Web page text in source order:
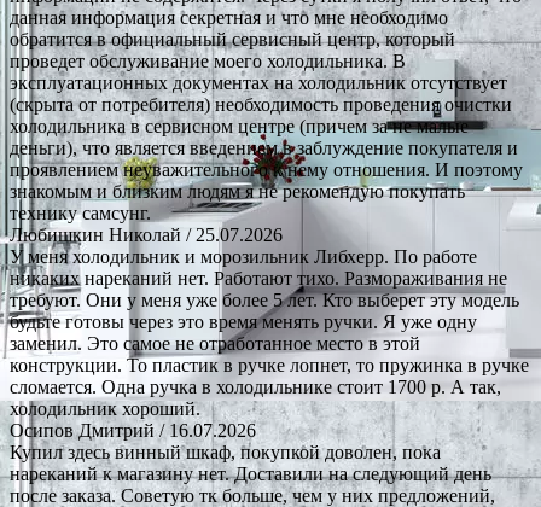
данная информация секретная и что мне необходимо
обратится в официальный сервисный центр, который
проведет обслуживание моего холодильника. В
эксплуатационных документах на холодильник отсутствует
(скрыта от потребителя) необходимость проведения очистки
холодильника в сервисном центре (причем за не малые
деньги), что является введением в заблуждение покупателя и
проявлением неуважительного к нему отношения. И поэтому
знакомым и близким людям я не рекомендую покупать
технику самсунг.
Любишкин Николай / 25.07.2026
У меня холодильник и морозильник Либхерр. По работе
никаких нареканий нет. Работают тихо. Размораживания не
требуют. Они у меня уже более 5 лет. Кто выберет эту модель
будьте готовы через это время менять ручки. Я уже одну
заменил. Это самое не отработанное место в этой
конструкции. То пластик в ручке лопнет, то пружинка в ручке
сломается. Одна ручка в холодильнике стоит 1700 р. А так,
холодильник хороший.
Осипов Дмитрий/ 16.07.2026
Купил здесь винный шкаф, покупкой доволен, пока
нареканий к магазину нет. Доставили на следующий день
после заказа. Советую тк больше, чем у них предложений,